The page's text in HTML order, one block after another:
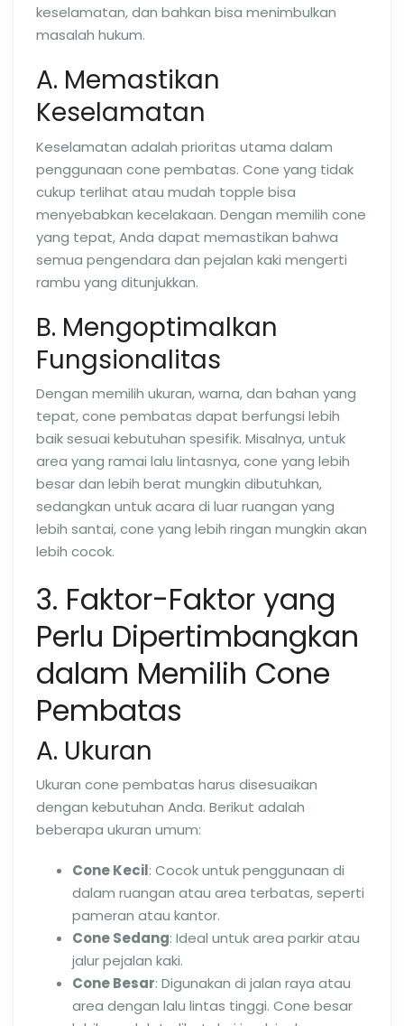
keselamatan, dan bahkan bisa menimbulkan
masalah hukum.
A. Memastikan
Keselamatan
Keselamatan adalah prioritas utama dalam
penggunaan cone pembatas. Cone yang tidak
cukup terlihat atau mudah topple bisa
menyebabkan kecelakaan. Dengan memilih cone
yang tepat, Anda dapat memastikan bahwa
semua pengendara dan pejalan kaki mengerti
rambu yang ditunjukkan.
B. Mengoptimalkan
Fungsionalitas
Dengan memilih ukuran, warna, dan bahan yang
tepat, cone pembatas dapat berfungsi lebih
baik sesuai kebutuhan spesifik. Misalnya, untuk
area yang ramai lalu lintasnya, cone yang lebih
besar dan lebih berat mungkin dibutuhkan,
sedangkan untuk acara di luar ruangan yang
lebih santai, cone yang lebih ringan mungkin akan
lebih cocok.
3. Faktor-Faktor yang
Perlu Dipertimbangkan
dalam Memilih Cone
Pembatas
A. Ukuran
Ukuran cone pembatas harus disesuaikan
dengan kebutuhan Anda. Berikut adalah
beberapa ukuran umum:
Cone Kecil: Cocok untuk penggunaan di
dalam ruangan atau area terbatas, seperti
pameran atau kantor.
Cone Sedang: Ideal untuk area parkir atau
jalur pejalan kaki.
Cone Besar: Digunakan di jalan raya atau
area dengan lalu lintas tinggi. Cone besar